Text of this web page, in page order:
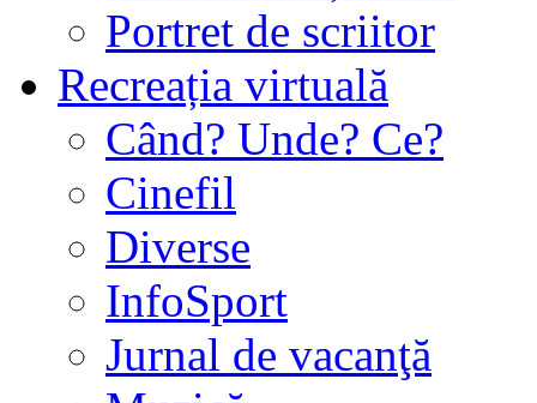
Portret de scriitor
Recreația virtuală
Când? Unde? Ce?
Cinefil
Diverse
InfoSport
Jurnal de vacanţă